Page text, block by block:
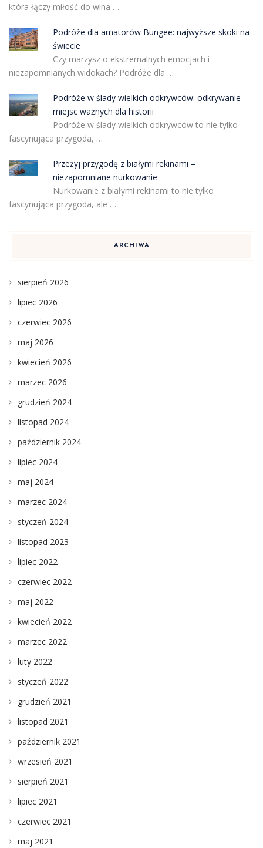
która łączy miłość do wina …
Podróże dla amatorów Bungee: najwyższe skoki na
świecie
Czy marzysz o ekstremalnych emocjach i
niezapomnianych widokach? Podróże dla …
Podróże w ślady wielkich odkrywców: odkrywanie
miejsc ważnych dla historii
Podróże w ślady wielkich odkrywców to nie tylko
fascynująca przygoda, …
Przeżyj przygodę z białymi rekinami –
niezapomniane nurkowanie
Nurkowanie z białymi rekinami to nie tylko
fascynująca przygoda, ale …
ARCHIWA
sierpień 2026
lipiec 2026
czerwiec 2026
maj 2026
kwiecień 2026
marzec 2026
grudzień 2024
listopad 2024
październik 2024
lipiec 2024
maj 2024
marzec 2024
styczeń 2024
listopad 2023
lipiec 2022
czerwiec 2022
maj 2022
kwiecień 2022
marzec 2022
luty 2022
styczeń 2022
grudzień 2021
listopad 2021
październik 2021
wrzesień 2021
sierpień 2021
lipiec 2021
czerwiec 2021
maj 2021